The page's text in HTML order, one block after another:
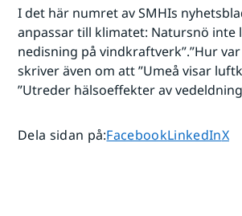
I det här numret av SMHIs
anpassar till klimatet: Natursnö
nedisning på vindkraftverk”.”Hur
skriver även om att ”Umeå visar
”Utreder hälsoeffekter av
Dela sidan på:Dela sidan på
FacebookDela sidan
LinkedInX